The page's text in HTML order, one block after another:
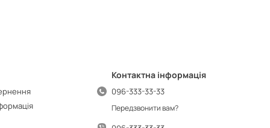
Контактна інформація
096-333-33-33
Передзвонити вам?